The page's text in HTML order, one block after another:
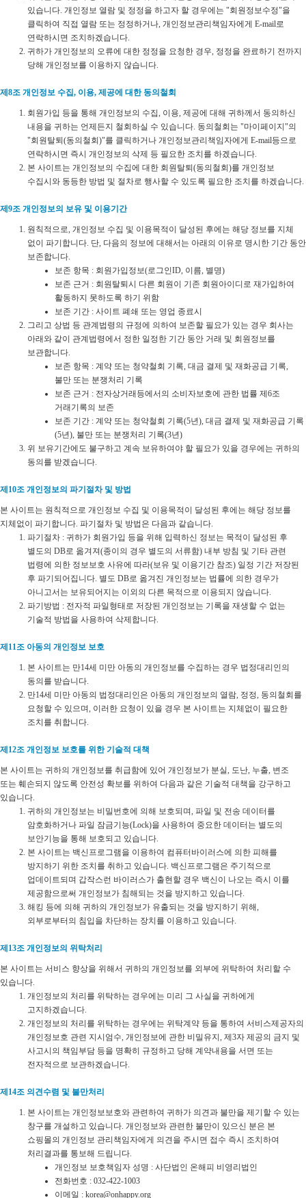
있습니다. 개인정보 열람 및 정정을 하고자 할 경우에는 "회원정보수정"을
클릭하여 직접 열람 또는 정정하거나, 개인정보관리책임자에게 E-mail로
연락하시면 조치하겠습니다.
귀하가 개인정보의 오류에 대한 정정을 요청한 경우, 정정을 완료하기 전까지
당해 개인정보를 이용하지 않습니다.
제8조 개인정보 수집, 이용, 제공에 대한 동의철회
회원가입 등을 통해 개인정보의 수집, 이용, 제공에 대해 귀하께서 동의하신
내용을 귀하는 언제든지 철회하실 수 있습니다. 동의철회는 "마이페이지"의
"회원탈퇴(동의철회)"를 클릭하거나 개인정보관리책임자에게 E-mail등으로
연락하시면 즉시 개인정보의 삭제 등 필요한 조치를 하겠습니다.
본 사이트는 개인정보의 수집에 대한 회원탈퇴(동의철회)를 개인정보
수집시와 동등한 방법 및 절차로 행사할 수 있도록 필요한 조치를 하겠습니다.
제9조 개인정보의 보유 및 이용기간
원칙적으로, 개인정보 수집 및 이용목적이 달성된 후에는 해당 정보를 지체
없이 파기합니다. 단, 다음의 정보에 대해서는 아래의 이유로 명시한 기간 동안
보존합니다.
보존 항목 : 회원가입정보(로그인ID, 이름, 별명)
보존 근거 : 회원탈퇴시 다른 회원이 기존 회원아이디로 재가입하여
활동하지 못하도록 하기 위함
보존 기간 : 사이트 폐쇄 또는 영업 종료시
그리고 상법 등 관계법령의 규정에 의하여 보존할 필요가 있는 경우 회사는
아래와 같이 관계법령에서 정한 일정한 기간 동안 거래 및 회원정보를
보관합니다.
보존 항목 : 계약 또는 청약철회 기록, 대금 결제 및 재화공급 기록,
불만 또는 분쟁처리 기록
보존 근거 : 전자상거래등에서의 소비자보호에 관한 법률 제6조
거래기록의 보존
보존 기간 : 계약 또는 청약철회 기록(5년), 대금 결제 및 재화공급 기록
(5년), 불만 또는 분쟁처리 기록(3년)
위 보유기간에도 불구하고 계속 보유하여야 할 필요가 있을 경우에는 귀하의
동의를 받겠습니다.
제10조 개인정보의 파기절차 및 방법
본 사이트는 원칙적으로 개인정보 수집 및 이용목적이 달성된 후에는 해당 정보를
지체없이 파기합니다. 파기절차 및 방법은 다음과 같습니다.
파기절차 : 귀하가 회원가입 등을 위해 입력하신 정보는 목적이 달성된 후
별도의 DB로 옮겨져(종이의 경우 별도의 서류함) 내부 방침 및 기타 관련
법령에 의한 정보보호 사유에 따라(보유 및 이용기간 참조) 일정 기간 저장된
후 파기되어집니다. 별도 DB로 옮겨진 개인정보는 법률에 의한 경우가
아니고서는 보유되어지는 이외의 다른 목적으로 이용되지 않습니다.
파기방법 : 전자적 파일형태로 저장된 개인정보는 기록을 재생할 수 없는
기술적 방법을 사용하여 삭제합니다.
제11조 아동의 개인정보 보호
본 사이트는 만14세 미만 아동의 개인정보를 수집하는 경우 법정대리인의
동의를 받습니다.
만14세 미만 아동의 법정대리인은 아동의 개인정보의 열람, 정정, 동의철회를
요청할 수 있으며, 이러한 요청이 있을 경우 본 사이트는 지체없이 필요한
조치를 취합니다.
제12조 개인정보 보호를 위한 기술적 대책
본 사이트는 귀하의 개인정보를 취급함에 있어 개인정보가 분실, 도난, 누출, 변조
또는 훼손되지 않도록 안전성 확보를 위하여 다음과 같은 기술적 대책을 강구하고
있습니다.
귀하의 개인정보는 비밀번호에 의해 보호되며, 파일 및 전송 데이터를
암호화하거나 파일 잠금기능(Lock)을 사용하여 중요한 데이터는 별도의
보안기능을 통해 보호되고 있습니다.
본 사이트는 백신프로그램을 이용하여 컴퓨터바이러스에 의한 피해를
방지하기 위한 조치를 취하고 있습니다. 백신프로그램은 주기적으로
업데이트되며 갑작스런 바이러스가 출현할 경우 백신이 나오는 즉시 이를
제공함으로써 개인정보가 침해되는 것을 방지하고 있습니다.
해킹 등에 의해 귀하의 개인정보가 유출되는 것을 방지하기 위해,
외부로부터의 침입을 차단하는 장치를 이용하고 있습니다.
제13조 개인정보의 위탁처리
본 사이트는 서비스 향상을 위해서 귀하의 개인정보를 외부에 위탁하여 처리할 수
있습니다.
개인정보의 처리를 위탁하는 경우에는 미리 그 사실을 귀하에게
고지하겠습니다.
개인정보의 처리를 위탁하는 경우에는 위탁계약 등을 통하여 서비스제공자의
개인정보호 관련 지시엄수, 개인정보에 관한 비밀유지, 제3자 제공의 금지 및
사고시의 책임부담 등을 명확히 규정하고 당해 계약내용을 서면 또는
전자적으로 보관하겠습니다.
제14조 의견수렴 및 불만처리
본 사이트는 개인정보보호와 관련하여 귀하가 의견과 불만을 제기할 수 있는
창구를 개설하고 있습니다. 개인정보와 관련한 불만이 있으신 분은 본
쇼핑몰의 개인정보 관리책임자에게 의견을 주시면 접수 즉시 조치하여
처리결과를 통보해 드립니다.
개인정보 보호책임자 성명 : 사단법인 온해피 비영리법인
전화번호 : 032-422-1003
이메일 : korea@onhappy.org